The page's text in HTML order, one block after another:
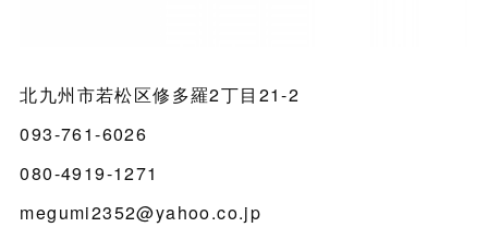
北九州市若松区修多羅2丁目21-2
093-761-6026
080-4919-1271
megumi2352@yahoo.co.jp